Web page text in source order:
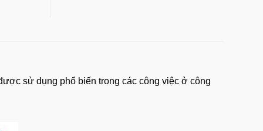
sử dụng phổ biến trong các công việc ở công